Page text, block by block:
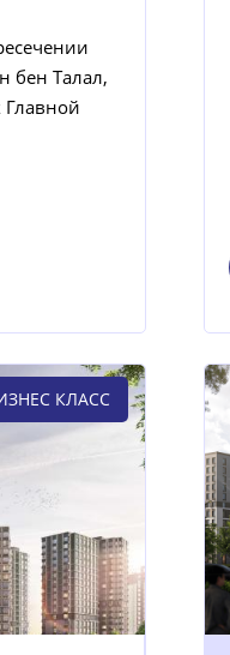
бен Талал,
Главной
КЛАСС